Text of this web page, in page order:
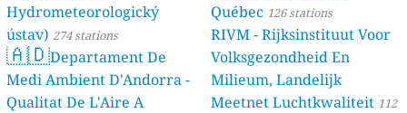
Hydrometeorologický
ústav) 274 stations
🇦🇩Departament De
Medi Ambient D'Andorra -
Qualitat De L'Aire A
Québec 126 stations
RIVM - Rijksinstituut Voor
Volksgezondheid En
Milieum, Landelijk
Meetnet Luchtkwaliteit 112